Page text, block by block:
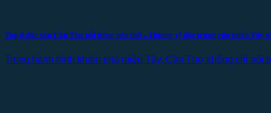
Top 8 đặc sản Cần Thơ nổi tiếng nên thử – Hương vị đặc trưng của miền Tây
Trong hành trình khám phá miền Tây, Cần Thơ không chỉ